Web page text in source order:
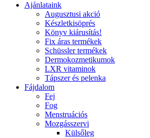
Ajánlataink
Augusztusi akció
Készletkisöprés
Könyv kiárusítás!
Fix áras termékek
Schüssler termékek
Dermokozmetikumok
LXR vitaminok
Tápszer és pelenka
Fájdalom
Fej
Fog
Menstruációs
Mozgásszervi
Külsőleg